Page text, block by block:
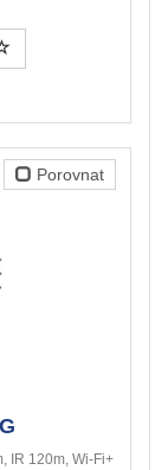
Porovnat
IR 120m, Wi-Fi+